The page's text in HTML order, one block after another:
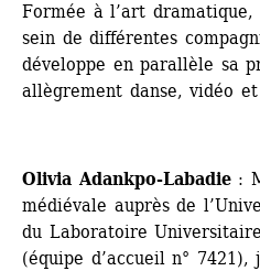
Formée à l’art dramatique,
sein de différentes
développe en parallèle sa
allègrement danse, vidéo
Olivia Adankpo-Labadie:
médiévale auprès de
du Laboratoire
(équipe d’accueil n°